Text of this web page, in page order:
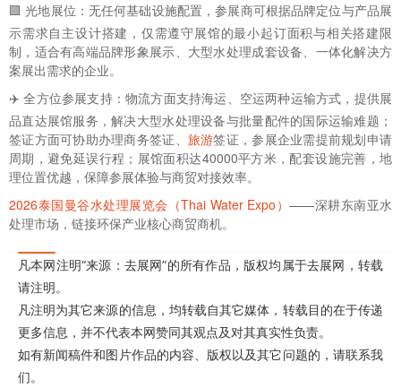
🟩 光地展位：无任何基础设施配置，参展商可根据品牌定位与产品展
示需求自主设计搭建，仅需遵守展馆的最小起订面积与相关搭建限
制，适合有高端品牌形象展示、大型水处理成套设备、一体化解决方
案展出需求的企业。
✈️ 全方位参展支持：物流方面支持海运、空运两种运输方式，提供展
品直达展馆服务，解决大型水处理设备与批量配件的国际运输难题；
签证方面可协助办理商务签证、 旅游签证，参展企业需提前规划申请
周期，避免延误行程；展馆面积达40000平方米，配套设施完善，地
理位置优越，保障参展体验与商贸对接效率。
2026泰国曼谷水处理展览会（Thai Water Expo） ——深耕东南亚水
处理市场，链接环保产业核心商贸商机。
凡本网注明“来源：去展网”的所有作品，版权均属于去展网，转载
请注明。
凡注明为其它来源的信息，均转载自其它媒体，转载目的在于传递
更多信息，并不代表本网赞同其观点及对其真实性负责。
如有新闻稿件和图片作品的内容、版权以及其它问题的，请联系我
们。